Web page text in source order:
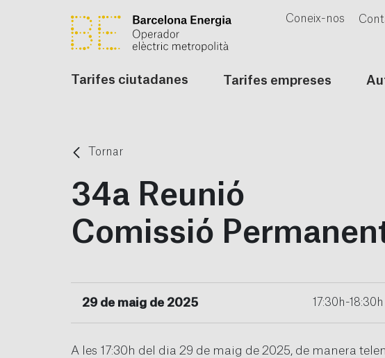
Coneix-nos
Tarifes ciutadanes Tarifes empreses
Tornar
34a Reunió
Comissió
29 de maig de 2025 17:30h-18:30h
A les 17:30h del dia 29 de maig de 2025, de manera